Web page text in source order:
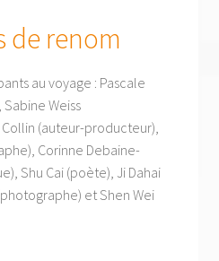
de renom
au voyage : Pascale
Weiss
(auteur-producteur),
Corinne Debaine-
Shu Cai (poète), Ji Dahai
et Shen Wei